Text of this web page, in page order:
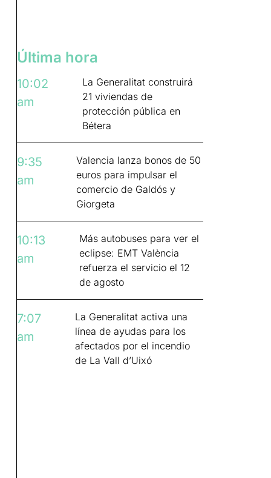
Última hora
10:02
am
La Generalitat construirá
21 viviendas de
protección pública en
Bétera
9:35
am
Valencia lanza bonos de 50
euros para impulsar el
comercio de Galdós y
Giorgeta
10:13
am
Más autobuses para ver el
eclipse: EMT València
refuerza el servicio el 12
de agosto
7:07
am
La Generalitat activa una
línea de ayudas para los
afectados por el incendio
de La Vall d’Uixó